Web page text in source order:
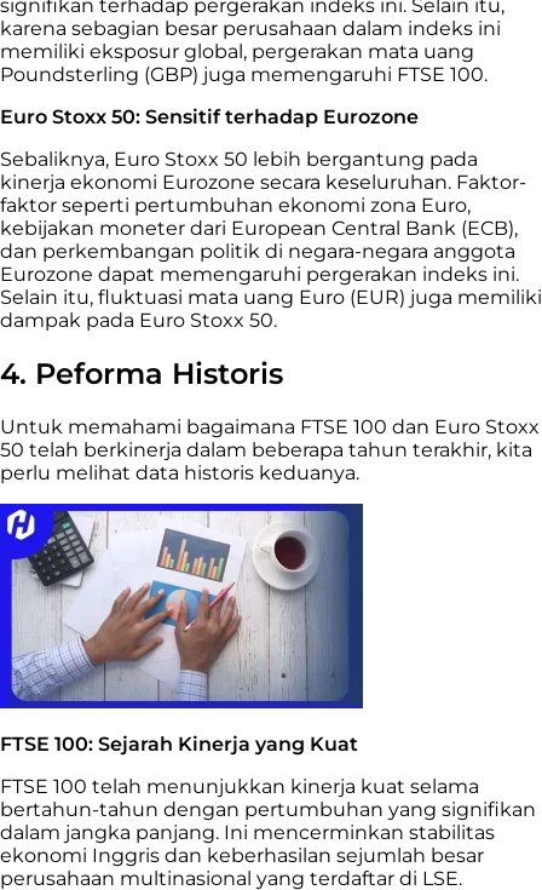
signifikan terhadap pergerakan indeks ini. Selain itu,
karena sebagian besar perusahaan dalam indeks ini
memiliki eksposur global, pergerakan mata uang
Poundsterling (GBP) juga memengaruhi FTSE 100.
Euro Stoxx 50: Sensitif terhadap Eurozone
Sebaliknya, Euro Stoxx 50 lebih bergantung pada
kinerja ekonomi Eurozone secara keseluruhan. Faktor-
faktor seperti pertumbuhan ekonomi zona Euro,
kebijakan moneter dari European Central Bank (ECB),
dan perkembangan politik di negara-negara anggota
Eurozone dapat memengaruhi pergerakan indeks ini.
Selain itu, fluktuasi mata uang Euro (EUR) juga memiliki
dampak pada Euro Stoxx 50.
4. Peforma Historis
Untuk memahami bagaimana FTSE 100 dan Euro Stoxx
50 telah berkinerja dalam beberapa tahun terakhir, kita
perlu melihat data historis keduanya.
FTSE 100: Sejarah Kinerja yang Kuat
FTSE 100 telah menunjukkan kinerja kuat selama
bertahun-tahun dengan pertumbuhan yang signifikan
dalam jangka panjang. Ini mencerminkan stabilitas
ekonomi Inggris dan keberhasilan sejumlah besar
perusahaan multinasional yang terdaftar di LSE.